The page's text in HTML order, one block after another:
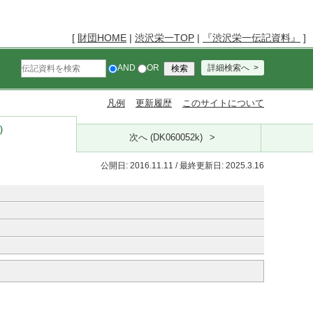
[ 財団HOME | 渋沢栄一TOP | 『渋沢栄一伝記資料』 ]
AND OR 詳細検索へ
凡例 更新履歴 このサイトについて
次へ (DK060052k)
公開日: 2016.11.11 / 最終更新日: 2025.3.16